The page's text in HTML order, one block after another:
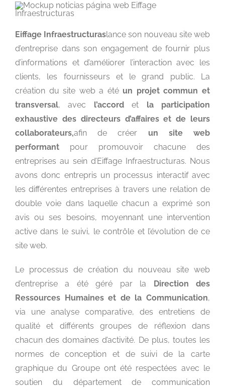
Eiffage Infraestructuraslance son nouveau site web
d’entreprise dans son engagement de fournir plus
d’informations et d’améliorer l’interaction avec les
clients, les fournisseurs et le grand public. La
création du site web a été un projet commun et
transversal, avec l’accordet la participation
exhaustive des directeurs d’affaires et de leurs
collaborateurs,afin de créer un site web
performantpour promouvoir chacune des
entreprises au sein d’Eiffage Infraestructuras. Nous
avons donc entrepris un processus interactif avec
les différentes entreprises à travers une relation de
double voie dans laquelle chacun a exprimé son
avis ou ses besoins, moyennant une intervention
active dans le suivi, le contrôle et l’évolution de ce
site web.
Le processus de création du nouveau site web
d’entreprise a été géré par la
Direction des
Ressources Humaines et de la Communication,
via une analyse comparative, des entretiens de
qualité et différents groupes de réflexion dans
chacun des domaines d’activité. De plus, toutes les
normes de conception et de suivi de la carte
graphique du Groupe ont été respectées avec le
soutien du département de communication